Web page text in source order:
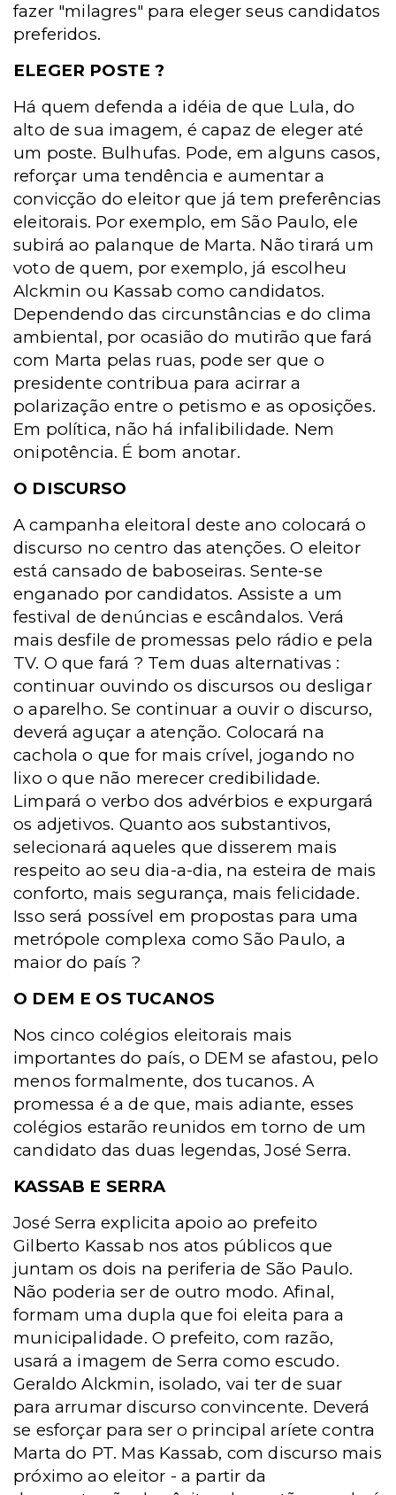
fazer "milagres" para eleger seus candidatos
preferidos.
ELEGER POSTE ?
Há quem defenda a idéia de que Lula, do
alto de sua imagem, é capaz de eleger até
um poste. Bulhufas. Pode, em alguns casos,
reforçar uma tendência e aumentar a
convicção do eleitor que já tem preferências
eleitorais. Por exemplo, em São Paulo, ele
subirá ao palanque de Marta. Não tirará um
voto de quem, por exemplo, já escolheu
Alckmin ou Kassab como candidatos.
Dependendo das circunstâncias e do clima
ambiental, por ocasião do mutirão que fará
com Marta pelas ruas, pode ser que o
presidente contribua para acirrar a
polarização entre o petismo e as oposições.
Em política, não há infalibilidade. Nem
onipotência. É bom anotar.
O DISCURSO
A campanha eleitoral deste ano colocará o
discurso no centro das atenções. O eleitor
está cansado de baboseiras. Sente-se
enganado por candidatos. Assiste a um
festival de denúncias e escândalos. Verá
mais desfile de promessas pelo rádio e pela
TV. O que fará ? Tem duas alternativas :
continuar ouvindo os discursos ou desligar
o aparelho. Se continuar a ouvir o discurso,
deverá aguçar a atenção. Colocará na
cachola o que for mais crível, jogando no
lixo o que não merecer credibilidade.
Limpará o verbo dos advérbios e expurgará
os adjetivos. Quanto aos substantivos,
selecionará aqueles que disserem mais
respeito ao seu dia-a-dia, na esteira de mais
conforto, mais segurança, mais felicidade.
Isso será possível em propostas para uma
metrópole complexa como São Paulo, a
maior do país ?
O DEM E OS TUCANOS
Nos cinco colégios eleitorais mais
importantes do país, o DEM se afastou, pelo
menos formalmente, dos tucanos. A
promessa é a de que, mais adiante, esses
colégios estarão reunidos em torno de um
candidato das duas legendas, José Serra.
KASSAB E SERRA
José Serra explicita apoio ao prefeito
Gilberto Kassab nos atos públicos que
juntam os dois na periferia de São Paulo.
Não poderia ser de outro modo. Afinal,
formam uma dupla que foi eleita para a
municipalidade. O prefeito, com razão,
usará a imagem de Serra como escudo.
Geraldo Alckmin, isolado, vai ter de suar
para arrumar discurso convincente. Deverá
se esforçar para ser o principal aríete contra
Marta do PT. Mas Kassab, com discurso mais
próximo ao eleitor - a partir da